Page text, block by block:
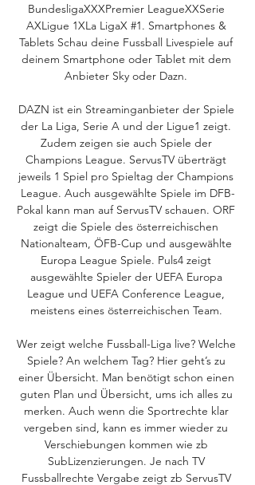
BundesligaXXXPremier LeagueXXSerie
AXLigue 1XLa LigaX #1. Smartphones &
Tablets Schau deine Fussball Livespiele auf
deinem Smartphone oder Tablet mit dem
Anbieter Sky oder Dazn.
DAZN ist ein Streaminganbieter der Spiele
der La Liga, Serie A und der Ligue1 zeigt.
Zudem zeigen sie auch Spiele der
Champions League. ServusTV überträgt
jeweils 1 Spiel pro Spieltag der Champions
League. Auch ausgewählte Spiele im DFB-
Pokal kann man auf ServusTV schauen. ORF
zeigt die Spiele des österreichischen
Nationalteam, ÖFB-Cup und ausgewählte
Europa League Spiele. Puls4 zeigt
ausgewählte Spieler der UEFA Europa
League und UEFA Conference League,
meistens eines österreichischen Team.
Wer zeigt welche Fussball-Liga live? Welche
Spiele? An welchem Tag? Hier geht’s zu
einer Übersicht. Man benötigt schon einen
guten Plan und Übersicht, ums ich alles zu
merken. Auch wenn die Sportrechte klar
vergeben sind, kann es immer wieder zu
Verschiebungen kommen wie zb
SubLizenzierungen. Je nach TV
Fussballrechte Vergabe zeigt zb ServusTV